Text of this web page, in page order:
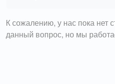
К сожалению, у нас пока нет
данный вопрос, но мы